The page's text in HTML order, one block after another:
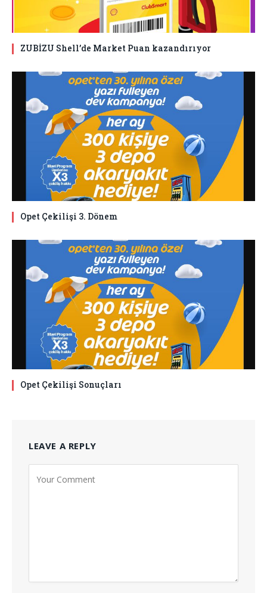
ZUBİZU Shell’de Market Puan kazandırıyor
Opet Çekilişi 3. Dönem
Opet Çekilişi Sonuçları
LEAVE A REPLY